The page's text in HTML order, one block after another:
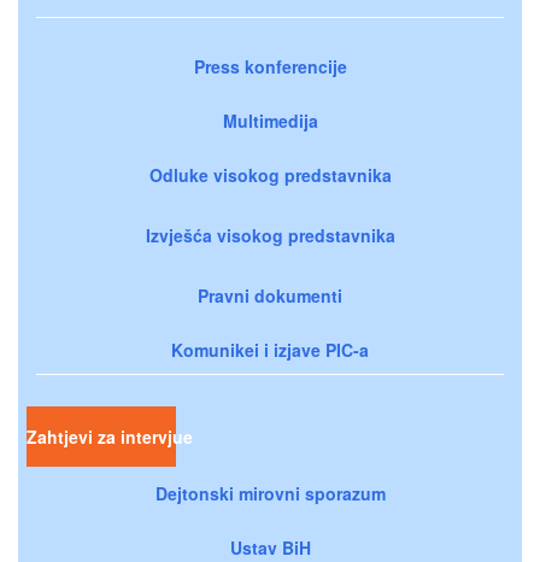
Press konferencije
Multimedija
Odluke visokog predstavnika
Izvješća visokog predstavnika
Pravni dokumenti
Komunikei i izjave PIC-a
Zahtjevi za intervjue
Dejtonski mirovni sporazum
Ustav BiH